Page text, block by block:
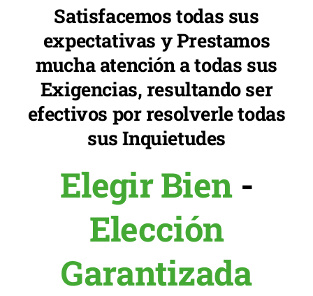
Satisfacemos todas sus
expectativas y Prestamos
mucha atención a todas sus
Exigencias, resultando ser
efectivos por resolverle todas
sus Inquietudes
Elegir Bien -
Elección
Garantizada